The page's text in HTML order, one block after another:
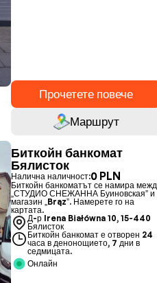
Прочетете повече
Маршрут
Биткойн банкомат
Бялисток
Налична наличност:0 PLN
Биткойн банкоматът се намира
„СТУДИО СНЕЖАННА Буиновская” и
магазин „Brąz”. Намерете го на
картата.
Д-р Irena Białówna 10, 15-440
Бялисток
Биткойн банкомат е отворен 24
часа в денонощието, 7 дни в
седмицата.
Онлайн